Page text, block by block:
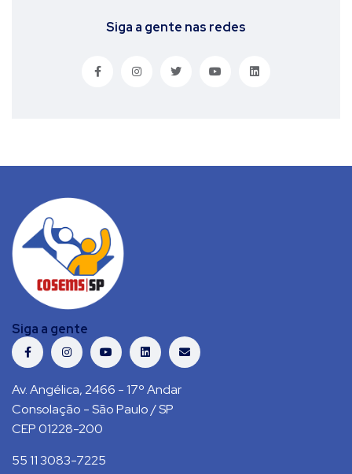
Siga a gente nas redes
Siga a gente
Av. Angélica, 2466 - 17º Andar
Consolação - São Paulo / SP
CEP 01228-200
55 11 3083-7225